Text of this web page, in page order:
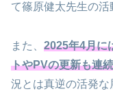
て篠原健太先生の活
また、 2025年4月に
トやPVの更新も連
況とは真逆の活発な